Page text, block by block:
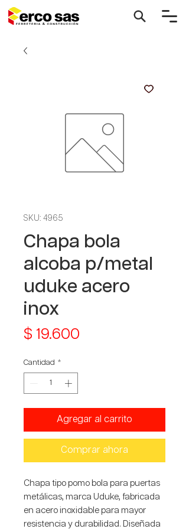
SKU: 4965
Chapa bola
alcoba p/metal
uduke acero
inox
$ 19.600
Cantidad *
Agregar al carrito
Comprar ahora
Chapa tipo pomo bola para puertas
metálicas, marca Uduke, fabricada
en acero inoxidable para mayor
resistencia y durabilidad. Diseñada